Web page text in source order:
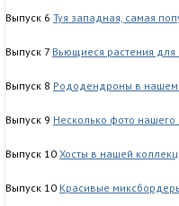
Выпуск 6 Туя западная, самая
Выпуск 7 Вьющиеся растения для
Выпуск 8 Рододендроны в нашем
Выпуск 9 Несколько фото нашего
Выпуск 10 Хосты в нашей
Выпуск 10 Красивые